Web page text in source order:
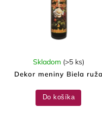
Dekor meniny Biela ruža
Skladom (>5 ks)
Do košíka